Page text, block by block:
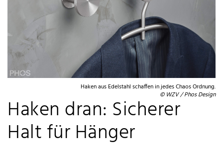
Haken aus Edelstahl schaffen in jedes Chaos Ordnung.
© WZV / Phos Design
Haken dran: Sicherer
Halt für Hänger